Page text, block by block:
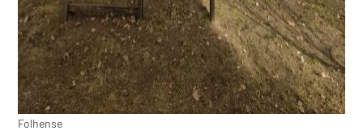
Folhense